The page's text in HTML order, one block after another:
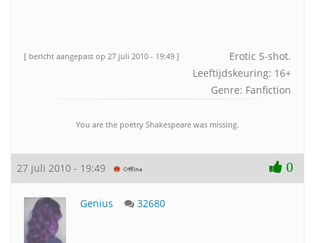
Erotic 5-shot.
Leeftijdskeuring: 16+
Genre: Fanfiction
[ bericht aangepast op 27 juli 2010 - 19:49 ]
You are the poetry Shakespeare was missing.
27 juli 2010 - 19:49 0
Genius 32680